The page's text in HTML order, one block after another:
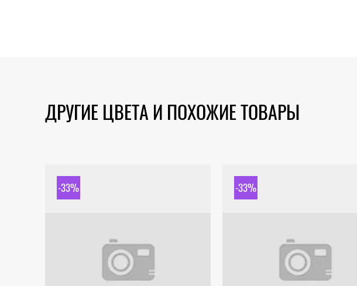
ДРУГИЕ ЦВЕТА И ПОХОЖИЕ ТОВАРЫ
-33% -33%